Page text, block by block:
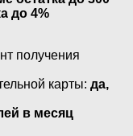
до 4%
получения
карты: да,
в месяц